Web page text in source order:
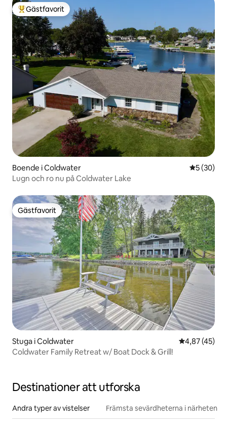
Populär gästfavorit
Gästfavorit
Boende i Coldwater 5 av 5 i
5 (30)
Lugn och ro nu på Coldwater Lake
Gästfavorit
Gästfavorit
Stuga i Coldwater 4,87 av 5 i
4,87 (45)
Coldwater Family Retreat w/ Boat Dock & Grill!
Destinationer att utforska
Andra typer av vistelser Främsta sevärdheterna i närheten